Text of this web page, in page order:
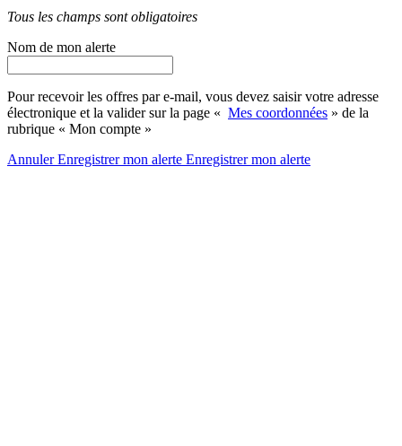
Tous les champs sont obligatoires
Nom de mon alerte
Pour recevoir les offres par e-mail, vous devez saisir votre adresse
électronique et la valider sur la page « Mes coordonnées » de la
rubrique « Mon compte »
AnnulerEnregistrer mon alerte Enregistrermon alerte